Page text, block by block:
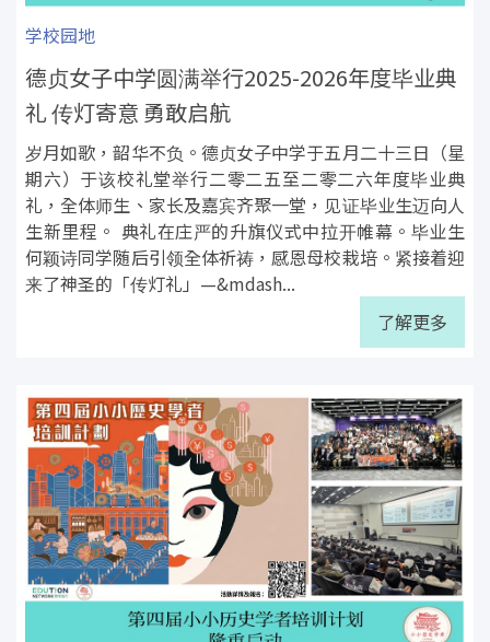
学校园地
德贞女子中学圆满举行2025-2026年度毕业典
礼 传灯寄意 勇敢启航
岁月如歌，韶华不负。德贞女子中学于五月二十三日（星
期六）于该校礼堂举行二零二五至二零二六年度毕业典
礼，全体师生、家长及嘉宾齐聚一堂，见证毕业生迈向人
生新里程。 典礼在庄严的升旗仪式中拉开帷幕。毕业生
何颖诗同学随后引领全体祈祷，感恩母校栽培。紧接着迎
来了神圣的「传灯礼」—&mdash...
了解更多